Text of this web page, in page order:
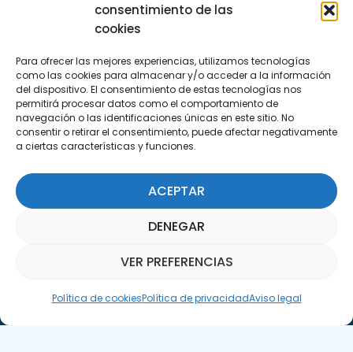
consentimiento de las
cookies
Para ofrecer las mejores experiencias, utilizamos tecnologías
como las cookies para almacenar y/o acceder a la información
del dispositivo. El consentimiento de estas tecnologías nos
permitirá procesar datos como el comportamiento de
navegación o las identificaciones únicas en este sitio. No
consentir o retirar el consentimiento, puede afectar negativamente
a ciertas características y funciones.
ACEPTAR
DENEGAR
VER PREFERENCIAS
Política de cookiesPolítica de privacidadAviso legal
Encuéntranos
29590 Campanillas, Málaga
Suscríbete a nuestra Newsletter
SUSCRÍBETE AQUÍ